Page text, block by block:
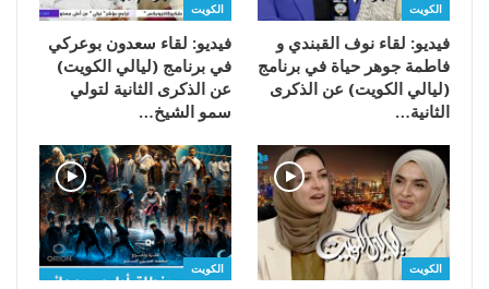
الكويت
فيديو: لقاء نوف القبندي و
فاطمة جوهر حياة في برنامج
(ليالي الكويت) عن الذكرى
الثانية…
الكويت
فيديو: لقاء سعدون بوعركي
في برنامج (ليالي الكويت)
عن الذكرى الثانية لتولي
سمو الشيخ…
الكويت الكويت